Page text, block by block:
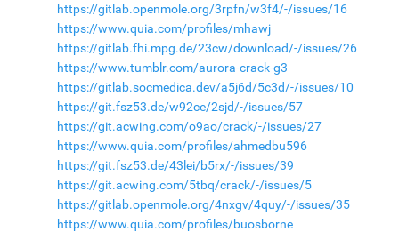
https://gitlab.openmole.org/3rpfn/w3f4/-/issues/16
https://www.quia.com/profiles/mhawj
https://gitlab.fhi.mpg.de/23cw/download/-/issues/26
https://www.tumblr.com/aurora-crack-g3
https://gitlab.socmedica.dev/a5j6d/5c3d/-/issues/10
https://git.fsz53.de/w92ce/2sjd/-/issues/57
https://git.acwing.com/o9ao/crack/-/issues/27
https://www.quia.com/profiles/ahmedbu596
https://git.fsz53.de/43lei/b5rx/-/issues/39
https://git.acwing.com/5tbq/crack/-/issues/5
https://gitlab.openmole.org/4nxgv/4quy/-/issues/35
https://www.quia.com/profiles/buosborne